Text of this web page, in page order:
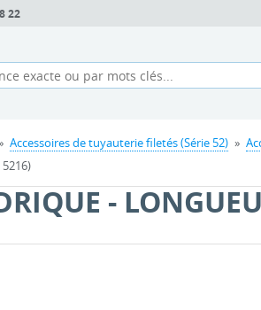
22
Accessoires de tuyauterie filetés (Série 52) »
-